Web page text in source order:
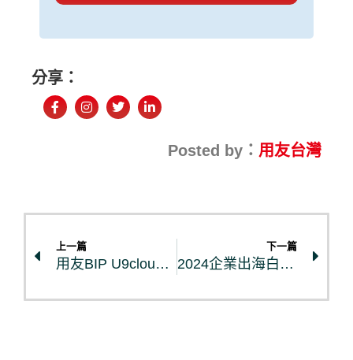
分享：
Posted by： 用友台灣
上一篇
用友BIP U9cloud 中型及中大型製造業雲ERP解決方案
下一篇
2024企業出海白皮書重磅發布，揭秘企業出海成功之道